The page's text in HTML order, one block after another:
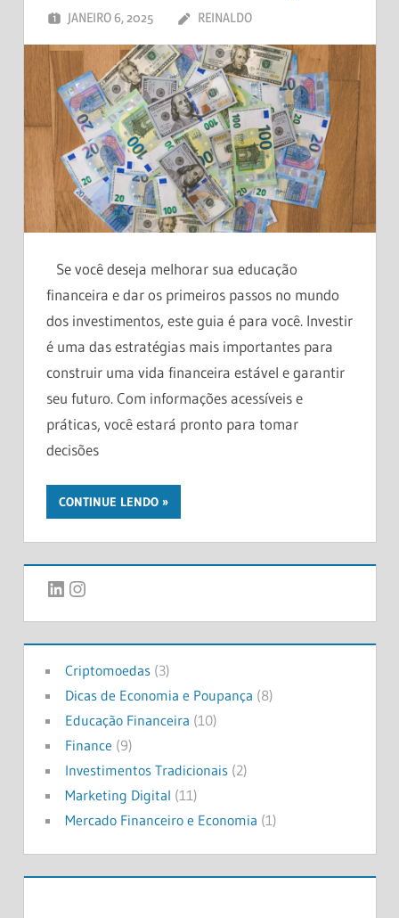
JANEIRO 6, 2025 REINALDO
Se você deseja melhorar sua educação
financeira e dar os primeiros passos no mundo
dos investimentos, este guia é para você. Investir
é uma das estratégias mais importantes para
construir uma vida financeira estável e garantir
seu futuro. Com informações acessíveis e
práticas, você estará pronto para tomar
decisões
CONTINUE LENDO
LinkedIn
Instagram
Criptomoedas(3)
Dicas de Economia e Poupança (8)
Educação Financeira (10)
Finance (9)
Investimentos Tradicionais(2)
Marketing Digital (11)
Mercado Financeiro e Economia (1)